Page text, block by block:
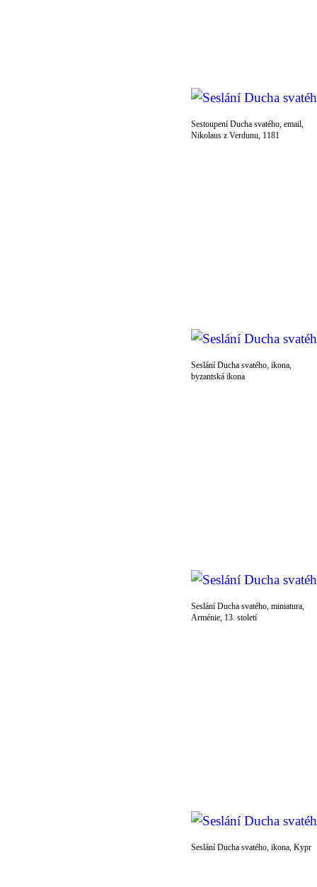
Sestoupení Ducha svatého, email,
Nikolaus z Verdunu, 1181
Seslání Ducha svatého, ikona,
byzantská ikona
Seslání Ducha svatého, miniatura,
Arménie, 13. století
Seslání Ducha svatého, ikona, Kypr